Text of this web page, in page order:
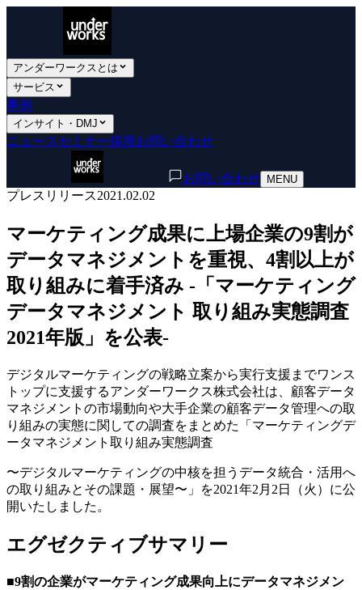
アンダーワークスとは
サービス
事例
インサイト・DMJ
ニュース セミナー採用 お問い合わせ
お問い合わせ MENU
プレスリリース2021.02.02
マーケティング成果に上場企業の9割が
データマネジメントを重視、4割以上が
取り組みに着手済み -「マーケティング
データマネジメント 取り組み実態調査
2021年版」を公表-
デジタルマーケティングの戦略立案から実行支援までワンス
トップに支援するアンダーワークス株式会社は、顧客データ
マネジメントの市場動向や大手企業の顧客データ管理への取
り組みの実態に関しての調査をまとめた「マーケティングデ
ータマネジメント取り組み実態調査
〜デジタルマーケティングの中核を担うデータ統合・活用へ
の取り組みとその課題・展望〜」を2021年2月2日（火）に公
開いたしました。
エグゼクティブサマリー
■9割の企業がマーケティング成果向上にデータマネジメン